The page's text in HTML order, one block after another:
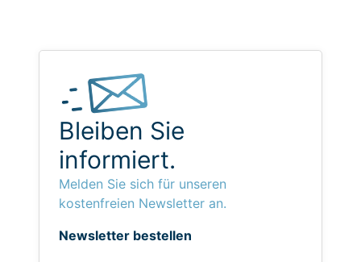
Bleiben Sie
informiert.
Melden Sie sich für unseren
kostenfreien Newsletter an.